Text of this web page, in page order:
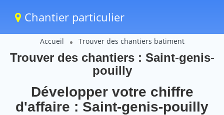
Chantier particulier
Accueil Trouver des chantiers batiment
Trouver des chantiers : Saint-genis-
pouilly
Développer votre chiffre
d'affaire : Saint-genis-pouilly